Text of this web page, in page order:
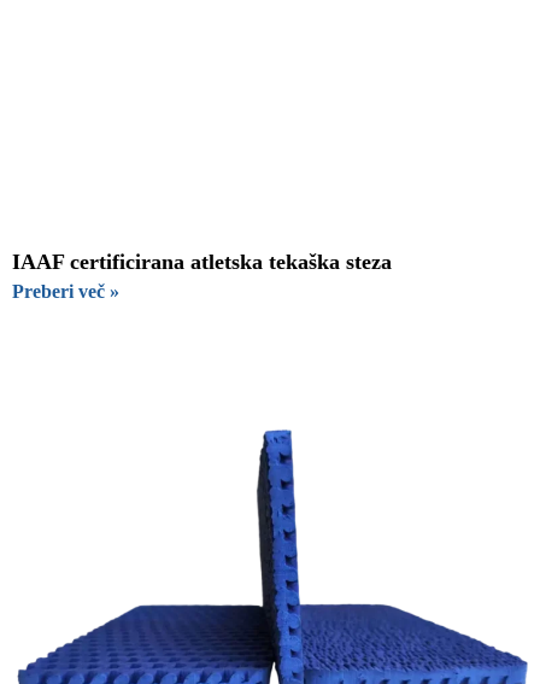
IAAF certificirana atletska tekaška steza
Preberi več »